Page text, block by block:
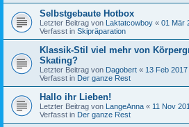
Selbstgebaute Hotbox
Letzter Beitrag von Laktatcowboy « 01 Mär
Verfasst in Skipräparation
Klassik-Stil viel mehr von
Skating?
Letzter Beitrag von Dagobert « 13 Feb 2017
Verfasst in Der ganze Rest
Hallo ihr Lieben!
Letzter Beitrag von LangeAnna « 11 Nov
Verfasst in Der ganze Rest